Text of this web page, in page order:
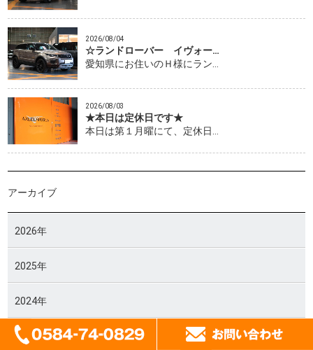
2026/08/04
☆ランドローバー イヴォー…
愛知県にお住いのＨ様にラン…
2026/08/03
★本日は定休日です★
本日は第１月曜にて、定休日…
アーカイブ
2026年
2025年
2024年
2023年